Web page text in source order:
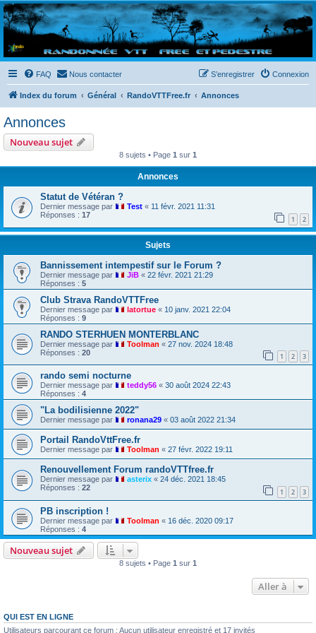
Randovttfree.fr
Bienvenue sur le site des randos vtt et pédestre de Bretagne . Bonne navigation sur le site
et bonnes randos dans l'Ouest !
FAQ Nous contacter Connexion
S’enregistrer
Index du forum Général RandoVTTFree.fr Annonces
Annonces
Nouveau sujet
8 sujets • Page 1 sur 1
Annonces
Statut de Vétéran ?
Dernier message par Test « 11 févr. 2021 11:31
Réponses : 17 1 2
Sujets
Bannissement intempestif sur le Forum ?
Dernier message par JiB « 22 févr. 2021 21:29
Réponses : 5
Club Strava RandoVTTFree
Dernier message par latortue « 10 janv. 2021 22:04
Réponses : 9
RANDO STERHUEN MONTERBLANC
Dernier message par Toolman « 27 nov. 2024 18:48
Réponses : 20 1 2 3
rando semi nocturne
Dernier message par teddy56 « 30 août 2024 22:43
Réponses : 4
"La bodilisienne 2022"
Dernier message par ronana29 « 03 août 2022 21:34
Portail RandoVttFree.fr
Dernier message par Toolman « 27 févr. 2022 19:11
Renouvellement Forum randoVTTfree.fr
Dernier message par asterix « 24 déc. 2021 18:45
Réponses : 22 1 2 3
PB inscription !
Dernier message par Toolman « 16 déc. 2020 09:17
Réponses : 4
Nouveau sujet
8 sujets • Page 1 sur 1
Aller à
QUI EST EN LIGNE
Utilisateurs parcourant ce forum : Aucun utilisateur enregistré et 17 invités